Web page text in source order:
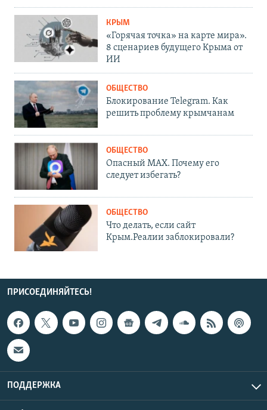
КРЫМ
«Горячая точка» на карте мира».
8 сценариев будущего Крыма от
ИИ
ОБЩЕСТВО
Блокирование Telegram. Как
решить проблему крымчанам
ОБЩЕСТВО
Опасный MAX. Почему его
следует избегать?
ОБЩЕСТВО
Что делать, если сайт
Крым.Реалии заблокировали?
ПРИСОЕДИНЯЙТЕСЬ!
ПОДДЕРЖКА